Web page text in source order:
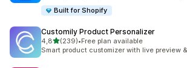
Built for Shopify
Customily Product Personalizer
4,8z 5 hvězd
(239)
Celkový počet recenzí: 239
•Free plan available
Smart product customizer with live preview